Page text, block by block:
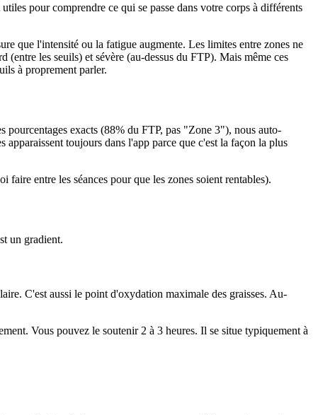
pour comprendre ce qui se passe dans votre corps à différents
que l'intensité ou la fatigue augmente. Les limites entre zones ne
les seuils) et sévère (au-dessus du FTP). Mais même ces
à proprement parler.
exacts (88% du FTP, pas "Zone 3"), nous auto-
toujours dans l'app parce que c'est la façon la plus
faire entre les séances pour que les zones soient rentables).
un gradient.
C'est aussi le point d'oxydation maximale des graisses. Au-
Vous pouvez le soutenir 2 à 3 heures. Il se situe typiquement à